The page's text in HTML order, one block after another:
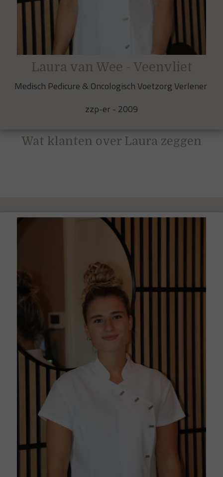
Laura van Wee - Veenvliet
Medisch Pedicure & Oncologisch Voetzorg Verlener
zzp-er - 2009
Wat klanten over Laura zeggen